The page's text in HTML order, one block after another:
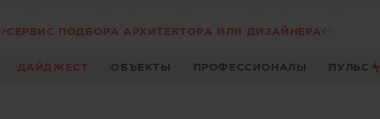
СЕРВИС ПОДБОРА АРХИТЕКТОРА ИЛИ ДИЗАЙНЕРА
ДАЙДЖЕСТ ОБЪЕКТЫ ПРОФЕССИОНАЛЫ ПУЛЬС